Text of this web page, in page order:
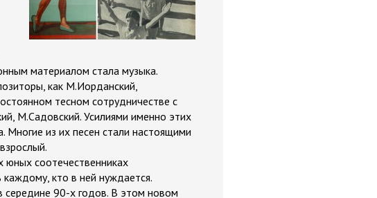
материалом стала музыка.
как М.Иорданский,
тесном сотрудничестве с
М.Садовский. Усилиями именно этих
Многие из их песен стали настоящими
юных соотечественниках
кто в ней нуждается.
середине 90-х годов. В этом новом